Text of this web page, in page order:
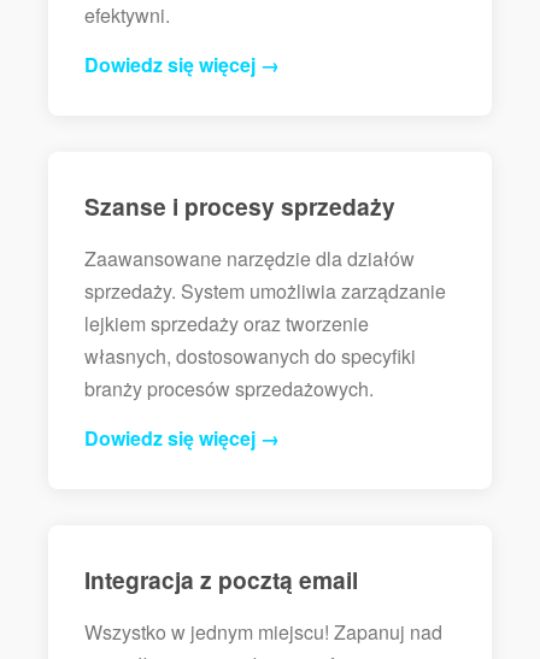
efektywni.
Dowiedz się więcej →
Szanse i procesy sprzedaży
Zaawansowane narzędzie dla działów
sprzedaży. System umożliwia zarządzanie
lejkiem sprzedaży oraz tworzenie
własnych, dostosowanych do specyfiki
branży procesów sprzedażowych.
Dowiedz się więcej →
Integracja z pocztą email
Wszystko w jednym miejscu! Zapanuj nad